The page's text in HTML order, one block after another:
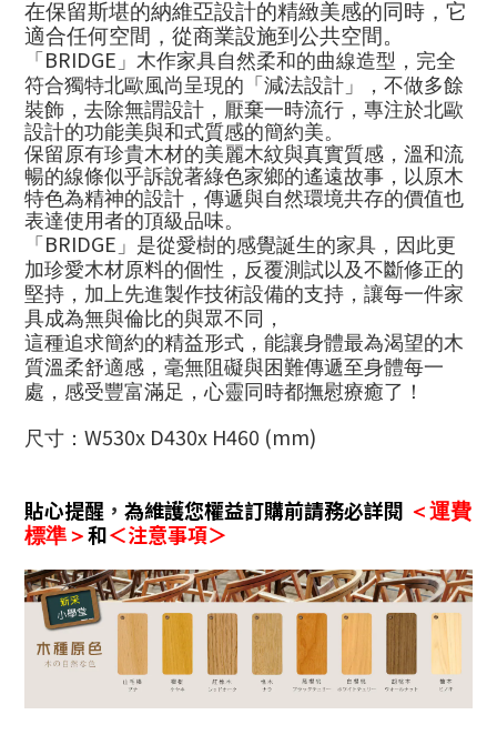
在保留斯堪的納維亞設計的精緻美感的同時，它
適合任何空間，從商業設施到公共空間。
「 BRIDGE 」木作家具自然柔和的曲線造型，完全
符合獨特北歐風尚呈現的「減法設計」，不做多餘
裝飾，去除無謂設計，厭棄一時流行， 專注於北歐
設計的功能美與和式質感的簡約美。
保留原有珍貴木材的美麗木紋與真實質感，溫和流
暢的線條似乎訴說著綠色家鄉的遙遠故事，以原木
特色為精神的設計，傳遞與自然環境共存的價值也
表達使用者的頂級品味。
「 BRIDGE 」是從愛樹的感覺誕生的家具，因此更
加珍愛木材原料的個性，反覆測試以及不斷修正的
堅持，加上先進製作技術設備的支持，讓每一件家
具成為無與倫比的與眾不同，
這種追求簡約的精益形式，能讓身體最為渴望的木
質溫柔舒適感，毫無阻礙與困難傳遞至身體每一
處，感受豐富滿足，心靈同時都撫慰療癒了！
尺寸： W530x D430x H460 (mm)
貼心提醒 ， 為維護您權益訂購前請務必詳閱 ＜運費
標準＞和＜注意事項＞